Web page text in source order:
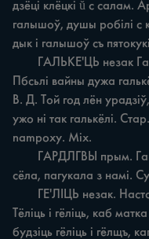
дзёці клёцкі ŭ с салам.
галышоў, душы робілі c
дык i галышоў съ
Пбсьлі вайны дужа
В. Д. Той год лён
ужо ні так галькёлі.
nampoxy. Mix.
сёла, пагукала з намі.
Тёліць i гёліць, каб
будзіць гёліць i гёлщъ,